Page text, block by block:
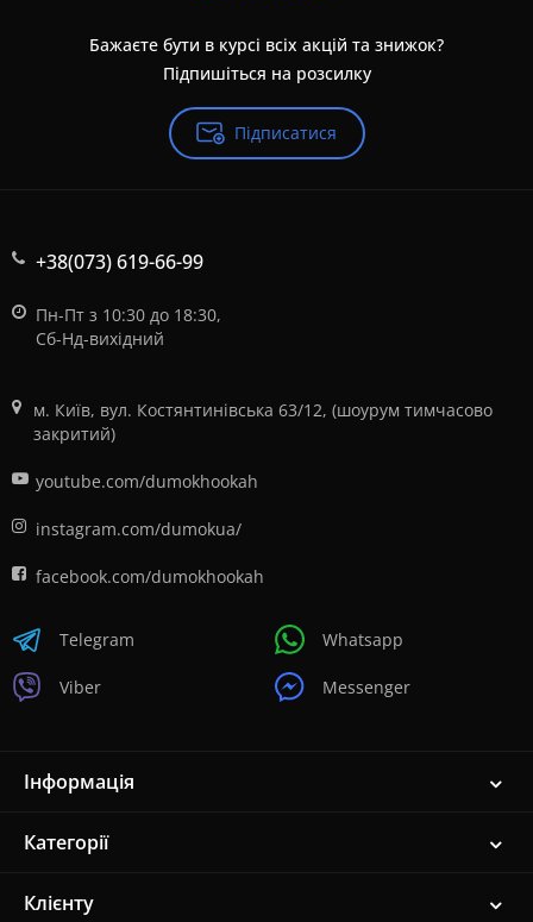
Бажаєте бути в курсі всіх акцій та знижок?
Підпишіться на розсилку
Підписатися
+38(073) 619-66-99
Пн-Пт з 10:30 до 18:30,
Сб-Нд-вихідний
м. Київ, вул. Костянтинівська 63/12, (шоурум тимчасово
закритий)
youtube.com/dumokhookah
instagram.com/dumokua/
facebook.com/dumokhookah
Telegram
Viber
Whatsapp
Messenger
Інформація
Категорії
Клієнту